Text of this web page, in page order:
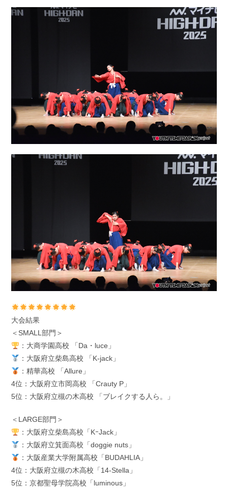
大会結果
＜SMALL部門＞
：大商学園高校 「Da・luce」
：大阪府立柴島高校 「K-jack」
：精華高校 「Allure」
4位：大阪府立市岡高校 「Crauty P」
5位：大阪府立槻の木高校 「ブレイクする人ら。」
＜LARGE部門＞
：大阪府立柴島高校「KｰJack」
：大阪府立箕面高校「doggie nuts」
：大阪産業大学附属高校「BUDAHLIA」
4位：大阪府立槻の木高校「14-Stella」
5位：京都聖母学院高校「luminous」